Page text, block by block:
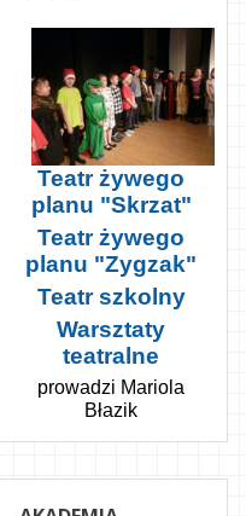
Teatr żywego
planu "Skrzat"
Teatr żywego
planu "Zygzak"
Teatr szkolny
Warsztaty
teatralne
prowadzi Mariola
Błazik